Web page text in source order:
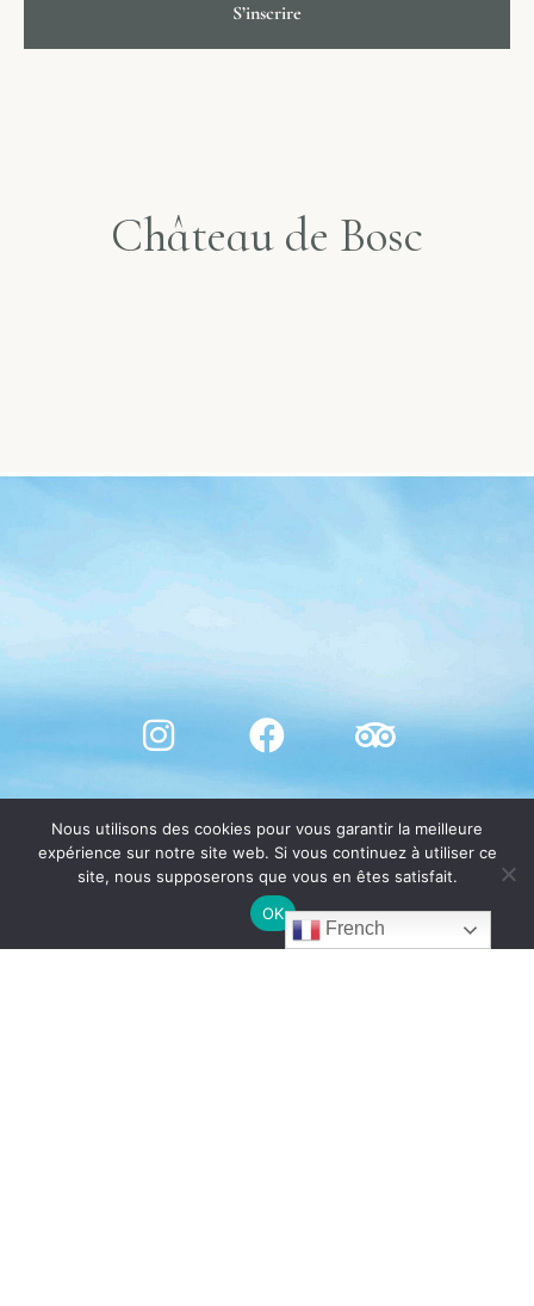
S’inscrire
Château de Bosc
French
Nous utilisons des cookies pour vous garantir la meilleure
expérience sur notre site web. Si vous continuez à utiliser ce
site, nous supposerons que vous en êtes satisfait.
OK